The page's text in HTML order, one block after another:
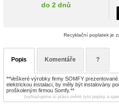
do 2 dnů
Recyklační poplatek je
Popis Komentáře ?
**Veškeré výrobky firmy SOMFY
elektrickou instalaci, by měly být instalovány
proškoleným firmou Somfy.**
(vyhrazujeme si právo měnit tyto popisy a